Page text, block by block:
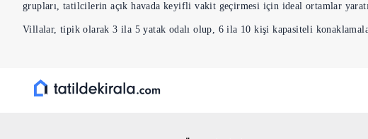
grupları, tatilcilerin açık havada keyifli vakit geçirmesi için ideal ortamlar
Villalar, tipik olarak 3 ila 5 yatak odalı olup, 6 ila 10 kişi kapasiteli
mutfaklar (buzdolabı, fırın, mikrodalga, bulaşık makinesi, çamaşır
gibi olanaklar standart olarak mevcuttur. Bölgenin yüksek rakımı sayesinde,
lüksü bir arada arayan tatilciler için Büyükhasbahçe,
Neden Büyükhasbahçe Villalarını Tercih